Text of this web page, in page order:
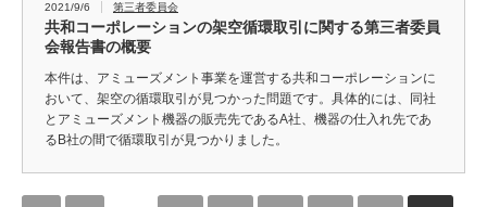
2021/9/6 第三者委員会
共和コーポレーションの架空循環取引に関する第三者委員
会報告書の概要
本件は、アミューズメント事業を運営する共和コーポレーションに
おいて、架空の循環取引が見つかった問題です。具体的には、同社
とアミューズメント機器の販売先であるA社、機器の仕入れ先であ
るB社の間で循環取引が見つかりました。